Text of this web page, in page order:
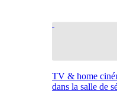
TV & home
dans la salle de